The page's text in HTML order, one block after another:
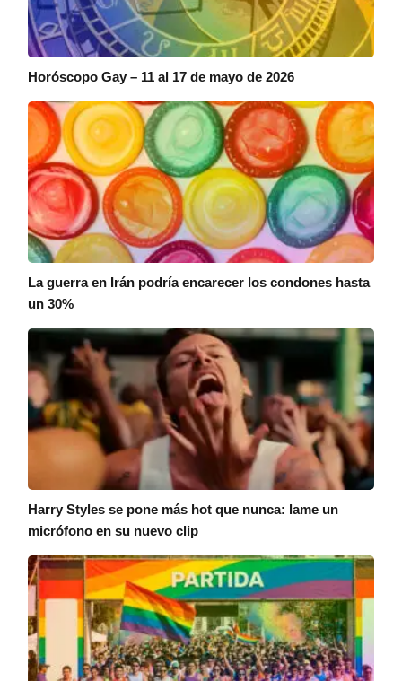
Horóscopo Gay – 11 al 17 de mayo de 2026
La guerra en Irán podría encarecer los condones hasta
un 30%
Harry Styles se pone más hot que nunca: lame un
micrófono en su nuevo clip